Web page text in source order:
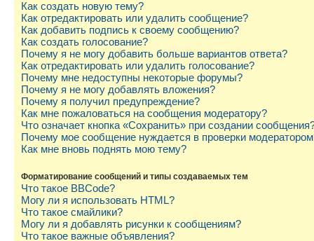
Как создать новую тему?
Как отредактировать или удалить сообщение?
Как добавить подпись к своему сообщению?
Как создать голосование?
Почему я не могу добавить больше вариантов ответа?
Как отредактировать или удалить голосование?
Почему мне недоступны некоторые форумы?
Почему я не могу добавлять вложения?
Почему я получил предупреждение?
Как мне пожаловаться на сообщения модератору?
Что означает кнопка «Сохранить» при создании
Почему мое сообщение нуждается в проверки
Как мне вновь поднять мою тему?
Форматирование сообщений и типы создаваемых тем
Что такое BBCode?
Могу ли я использовать HTML?
Что такое смайлики?
Могу ли я добавлять рисунки к сообщениям?
Что такое важные объявления?